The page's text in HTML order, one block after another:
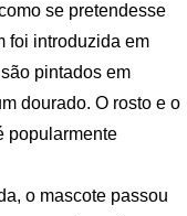
se pretendesse
foi introduzida em
pintados em
dourado. O rosto e o
popularmente
o mascote passou